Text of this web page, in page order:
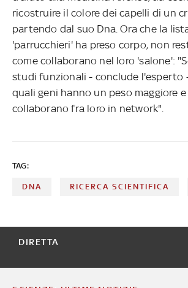
ricostruire il colore dei capelli di un
partendo dal suo Dna. Ora che la
'parrucchieri' ha preso corpo, non
come collaborano nel loro 'salone':
studi funzionali - conclude l'esperto
quali geni hanno un peso maggiore
collaborano fra loro in network".
TAG:
DNA RICERCA SCIENTIFICA
DIRETTA